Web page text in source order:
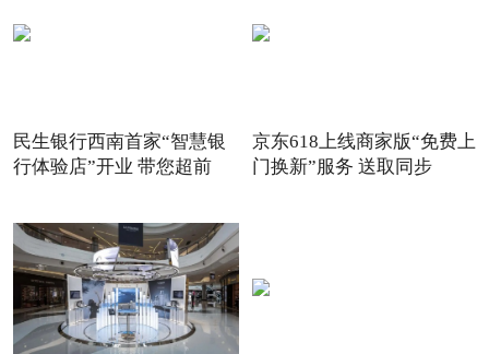
民生银行西南首家“智慧银
行体验店”开业 带您超前
京东618上线商家版“免费上
门换新”服务 送取同步